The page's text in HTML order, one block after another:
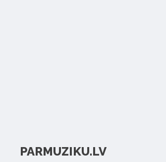
PARMUZIKU.LV